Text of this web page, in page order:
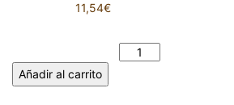
11,54€
Añadir al carrito